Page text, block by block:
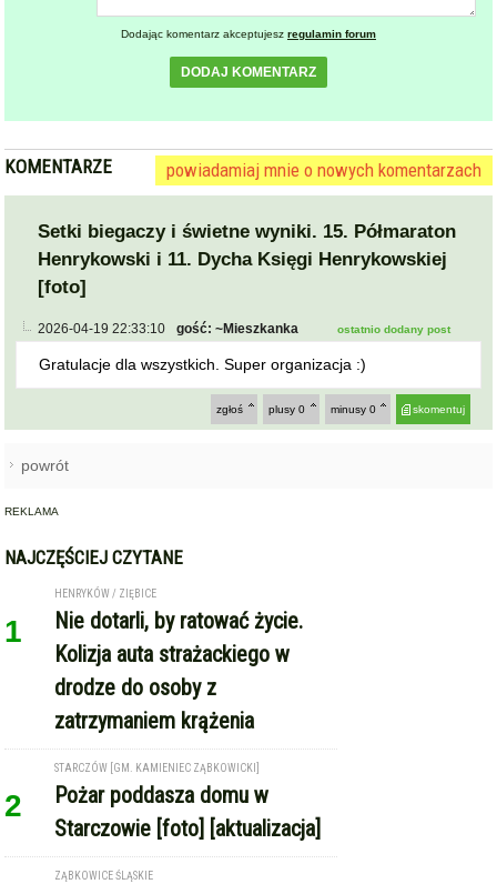
Dodając komentarz akceptujesz regulamin forum
DODAJ KOMENTARZ
KOMENTARZE powiadamiaj mnie o nowych komentarzach
Setki biegaczy i świetne wyniki. 15. Półmaraton
Henrykowski i 11. Dycha Księgi Henrykowskiej
[foto]
2026-04-19 22:33:10 gość: ~Mieszkanka ostatnio dodany post
Gratulacje dla wszystkich. Super organizacja :)
skomentuj
minusy 0
plusy 0
zgłoś
powrót
REKLAMA
NAJCZĘŚCIEJ CZYTANE
1
HENRYKÓW / ZIĘBICE
Nie dotarli, by ratować życie.
Kolizja auta strażackiego w
drodze do osoby z
zatrzymaniem krążenia
2
STARCZÓW [GM. KAMIENIEC ZĄBKOWICKI]
Pożar poddasza domu w
Starczowie [foto] [aktualizacja]
ZĄBKOWICE ŚLĄSKIE